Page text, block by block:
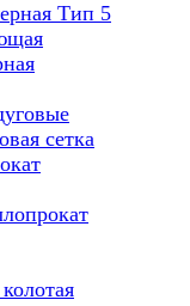
Тип 5
сетка